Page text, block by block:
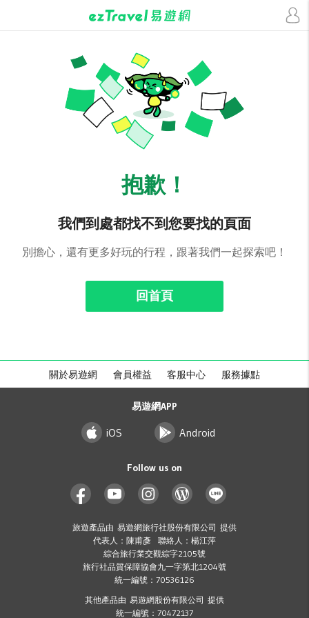
抱歉！
我們到處都找不到您要找的頁面
別擔心，還有更多好玩的行程，跟著我們一起探索吧！
回首頁
關於易遊網 會員權益 客服中心 服務據點
易遊網APP
iOS Android
Follow us on
旅遊產品由 易遊網旅行社股份有限公司 提供
代表人：陳甫彥 聯絡人：楊江萍
綜合旅行業交觀綜字2105號
旅行社品質保障協會九一字第北1204號
統一編號：70536126
其他產品由 易遊網股份有限公司 提供
統一編號：70472137